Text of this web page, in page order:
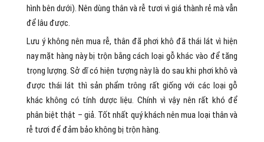
hình bên dưới). Nên dùng thân và rễ tươi vì giá thành rẻ mà vẫn
để lâu được.
Lưu ý không nên mua rễ, thân đã phơi khô đã thái lát vì hiện
nay mặt hàng này bị trộn bằng cách loại gỗ khác vào để tăng
trọng lượng. Sở dĩ có hiện tượng này là do sau khi phơi khô và
được thái lát thì sản phẩm trông rất giống với các loại gỗ
khác không có tính dược liệu. Chính vì vậy nên rất khó để
phân biệt thật – giả. Tốt nhất quý khách nên mua loại thân và
rễ tươi để đảm bảo không bị trộn hàng.